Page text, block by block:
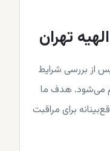
تهران
از بررسی شرایط
می‌شود. هدف ما
برای مراقبت